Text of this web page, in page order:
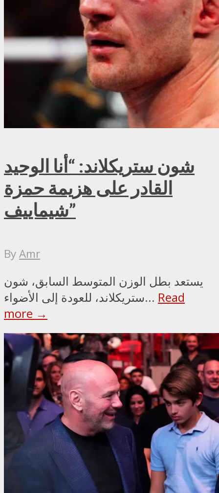
شون ستريكلاند: “أنا الوحيد
القادر على هزيمة حمزة
شيماييف”
ByAmr
يستعد بطل الوزن المتوسط السابق، شون
ستريكلاند، للعودة إلى الأضواء... Read
more →